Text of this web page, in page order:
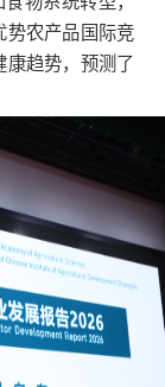
势农产品国际竞
趋势，预测了